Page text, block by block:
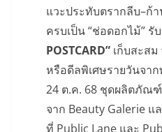
แวะประทับตรากลีบ–ก้
ครบเป็น “ช่อดอกไม้” รั
POSTCARD” เก็บสะส
หรือดีลพิเศษรายวันจา
24 ต.ค. 68 ชุดผลิตภัณ
จาก Beauty Galerie
ที่ Public Lane และ